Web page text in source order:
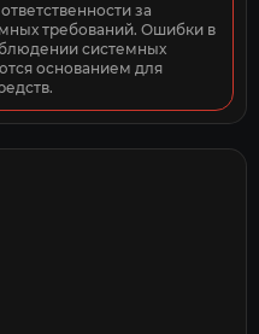
за
требований. Ошибки в
системных
основанием для